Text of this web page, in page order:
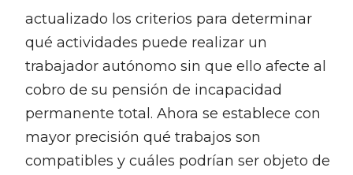
actualizado los criterios para determinar
qué actividades puede realizar un
trabajador autónomo sin que ello afecte al
cobro de su pensión de incapacidad
permanente total. Ahora se establece con
mayor precisión qué trabajos son
compatibles y cuáles podrían ser objeto de